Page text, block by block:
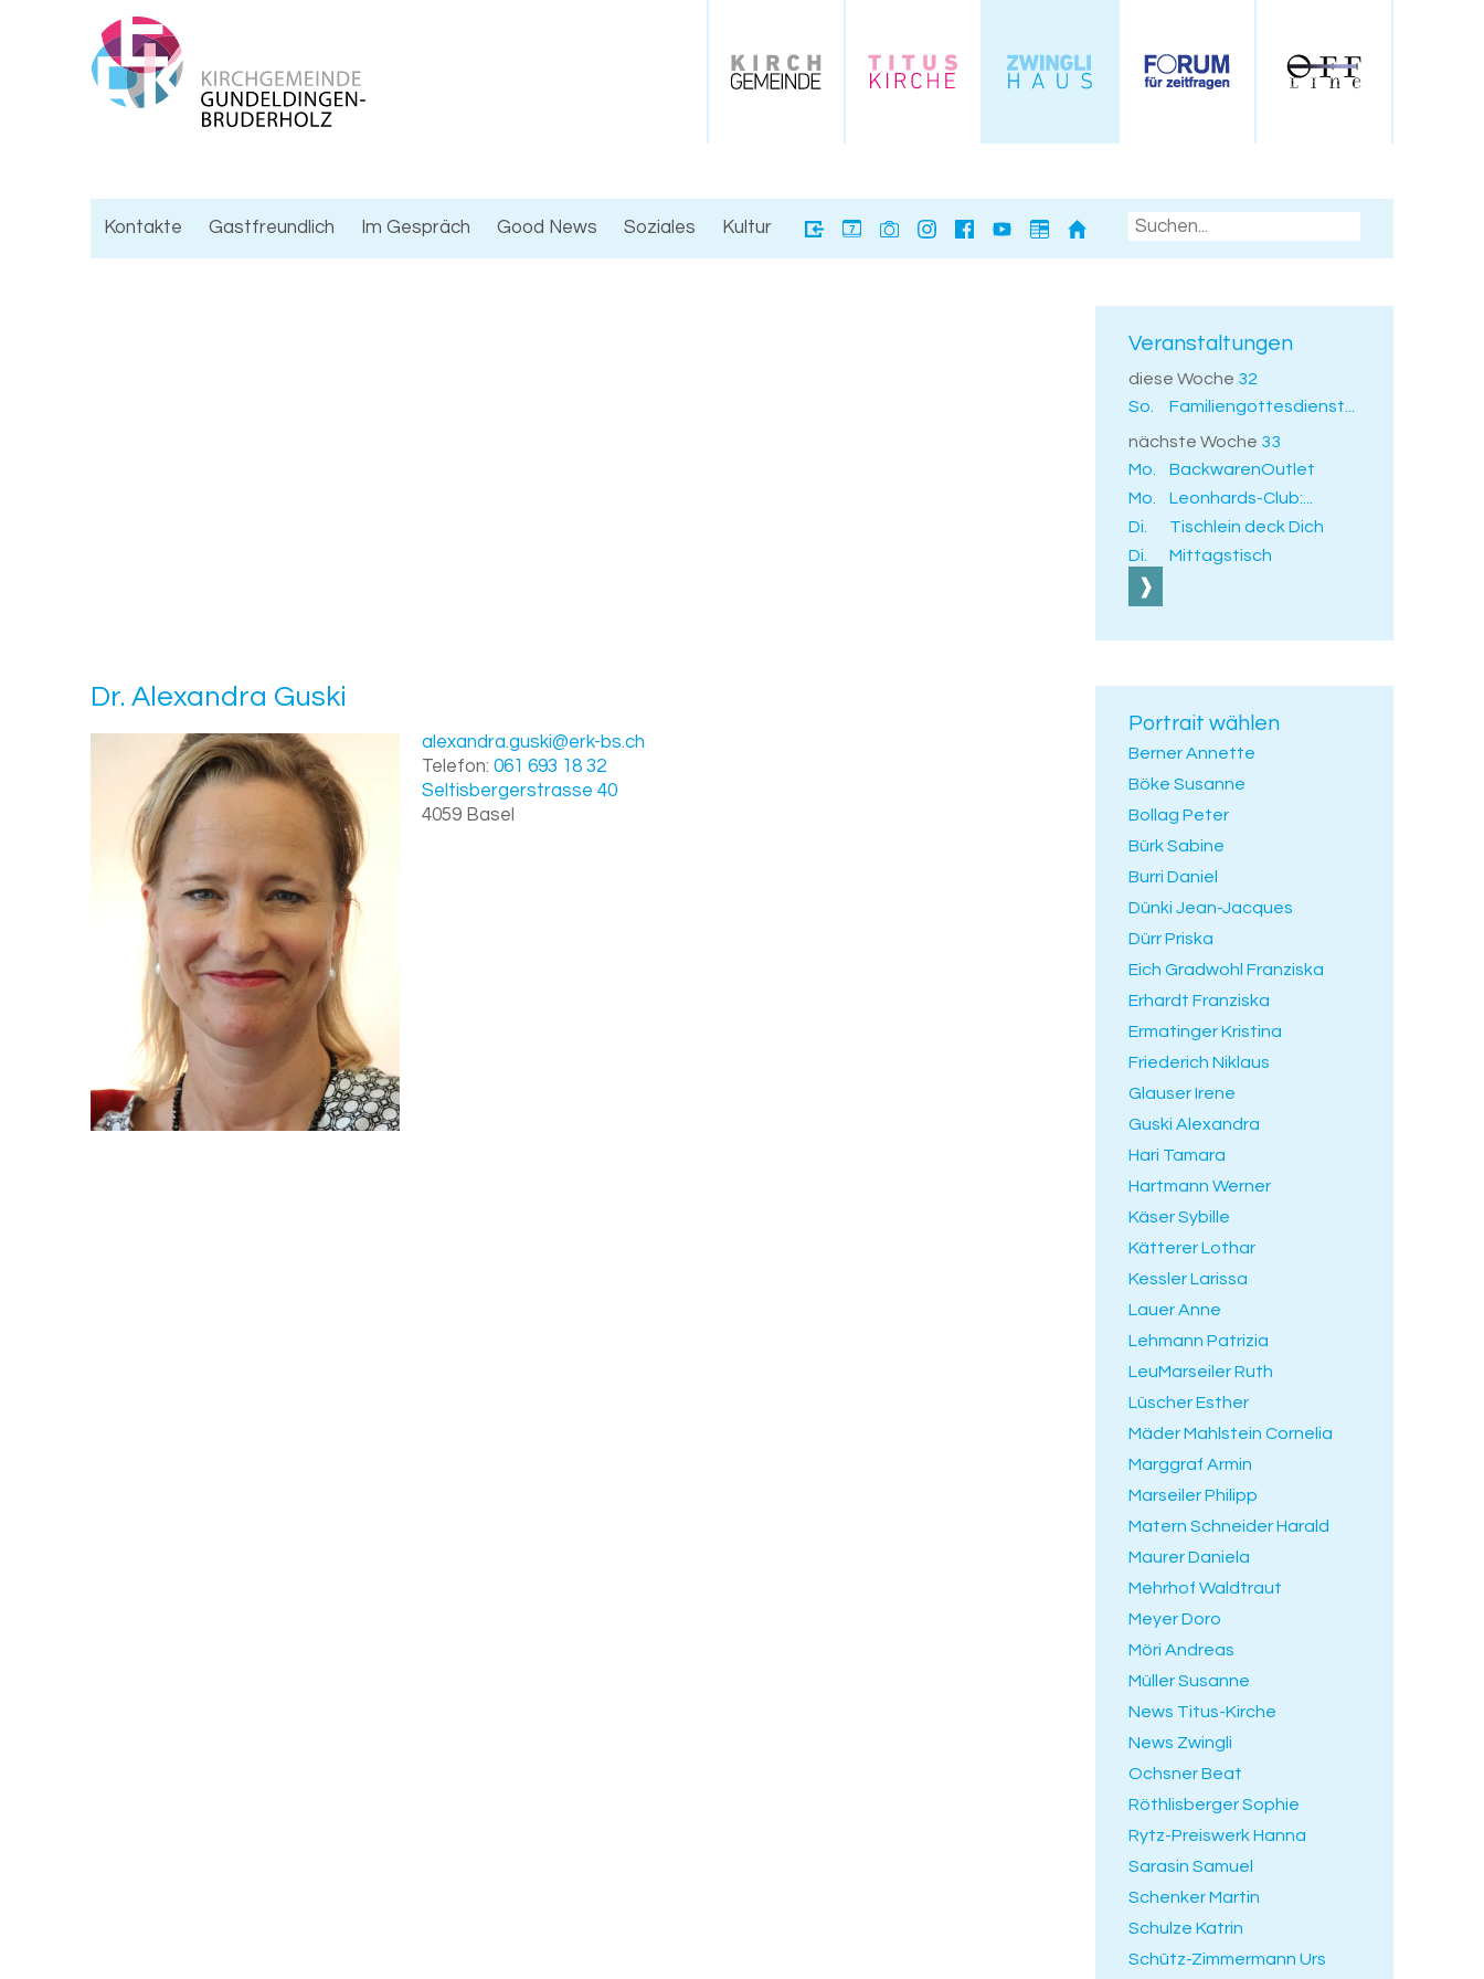
7
Kontakte Gastfreundlich Im Gespräch Good News Soziales Kultur
Veranstaltungen
diese Woche 32
So.
Familiengottesdienst...
nächste Woche 33
Mo.
BackwarenOutlet
Mo.
Leonhards-Club:...
Di.
Tischlein deck Dich
Di.
Mittagstisch
Portrait wählen
Berner Annette
Böke Susanne
Bollag Peter
Bürk Sabine
Burri Daniel
Dünki Jean-Jacques
Dürr Priska
Eich Gradwohl Franziska
Erhardt Franziska
Ermatinger Kristina
Friederich Niklaus
Glauser Irene
Guski Alexandra
Hari Tamara
Hartmann Werner
Käser Sybille
Kätterer Lothar
Kessler Larissa
Lauer Anne
Lehmann Patrizia
LeuMarseiler Ruth
Lüscher Esther
Mäder Mahlstein Cornelia
Marggraf Armin
Marseiler Philipp
Matern Schneider Harald
Maurer Daniela
Mehrhof Waldtraut
Meyer Doro
Möri Andreas
Müller Susanne
News Titus-Kirche
News Zwingli
Ochsner Beat
Röthlisberger Sophie
Rytz-Preiswerk Hanna
Sarasin Samuel
Schenker Martin
Schulze Katrin
Schütz-Zimmermann Urs
Dr. Alex­an­dra Guski
alexandra.guski@erk-bs.ch
Telefon: 061 693 18 32
Seltisbergerstrasse 40
4059 Basel